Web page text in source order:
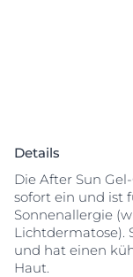
Details
Die After Sun
sofort ein und ist
Sonnenallergie
Lichtdermatose).
und hat einen
Haut.